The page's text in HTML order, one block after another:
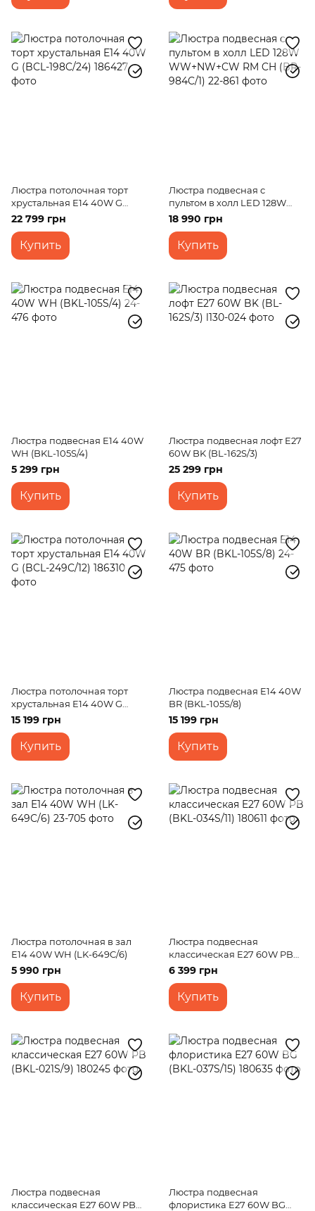
Люстра потолочная торт
хрустальная E14 40W G
(BCL-198C/24)
22 799 грн
Купить
Люстра подвесная с
пультом в холл LED 128W
WW+NW+CW RM CH (BR-
18 990 грн
Купить
Люстра подвесная E14 40W
WH (BKL-105S/4)
5 299 грн
Купить
Люстра подвесная лофт E27
60W BK (BL-162S/3)
25 299 грн
Купить
Люстра потолочная торт
хрустальная E14 40W G
(BCL-249C/12)
15 199 грн
Купить
Люстра подвесная E14 40W
BR (BKL-105S/8)
15 199 грн
Купить
Люстра потолочная в зал
E14 40W WH (LK-649C/6)
5 990 грн
Купить
Люстра подвесная
классическая E27 60W PB
(BKL-034S/11)
6 399 грн
Купить
Люстра подвесная
классическая E27 60W PB
Люстра подвесная
флористика E27 60W BG